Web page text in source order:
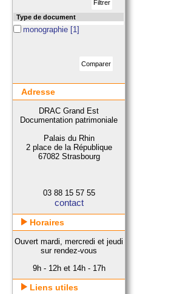
Type de document
monographie [1]
Adresse
DRAC Grand Est
Documentation patrimoniale
Palais du Rhin
2 place de la République
67082 Strasbourg
03 88 15 57 55
contact
Horaires
Ouvert mardi, mercredi et jeudi
sur rendez-vous
9h - 12h et 14h - 17h
Liens utiles